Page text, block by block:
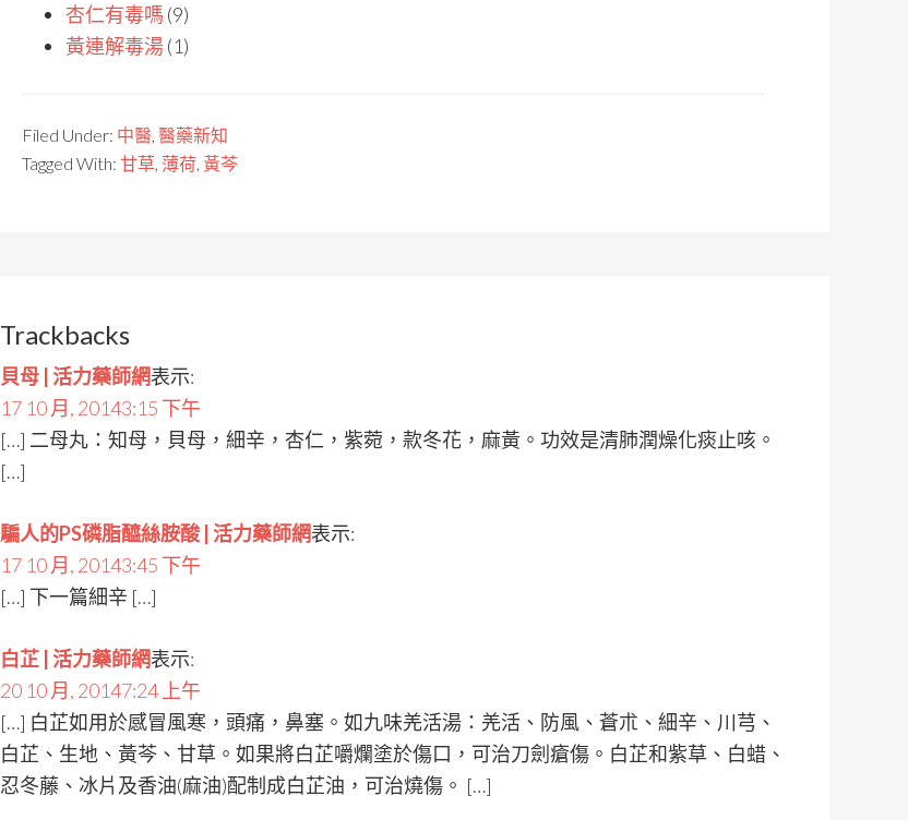
杏仁有毒嗎 (9)
黃連解毒湯(1)
Filed Under: 中醫, 醫藥新知
Tagged With: 甘草, 薄荷, 黃芩
Trackbacks
貝母 | 活力藥師網表示:
17 10 月, 20143:15 下午
[…] 二母丸：知母，貝母，細辛，杏仁，紫菀，款冬花，麻黃。功效是清肺潤燥化痰止咳。
[…]
騙人的PS磷脂醯絲胺酸 | 活力藥師網表示:
17 10 月, 20143:45 下午
[…] 下一篇細辛 […]
白芷 | 活力藥師網表示:
20 10 月, 20147:24 上午
[…] 白芷如用於感冒風寒，頭痛，鼻塞。如九味羌活湯：羌活、防風、蒼朮、細辛、川芎、
白芷、生地、黃芩、甘草。如果將白芷嚼爛塗於傷口，可治刀劍瘡傷。白芷和紫草、白蜡、
忍冬藤、冰片及香油(麻油)配制成白芷油，可治燒傷。 […]